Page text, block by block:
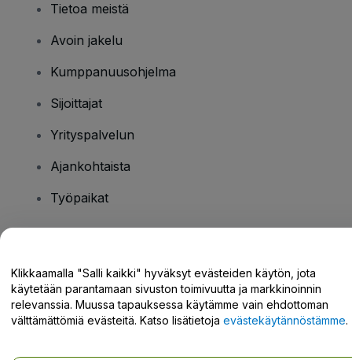
Tietoa meistä
Avoin jakelu
Kumppanuusohjelma
Sijoittajat
Yrityspalvelun
Ajankohtaista
Työpaikat
Tukikeskus / Ota meihin yhteyttä
Klikkaamalla "Salli kaikki" hyväksyt evästeiden käytön, jota
käytetään parantamaan sivuston toimivuutta ja markkinoinnin
relevanssia. Muussa tapauksessa käytämme vain ehdottoman
välttämättömiä evästeitä. Katso lisätietoja evästekäytännöstämme.